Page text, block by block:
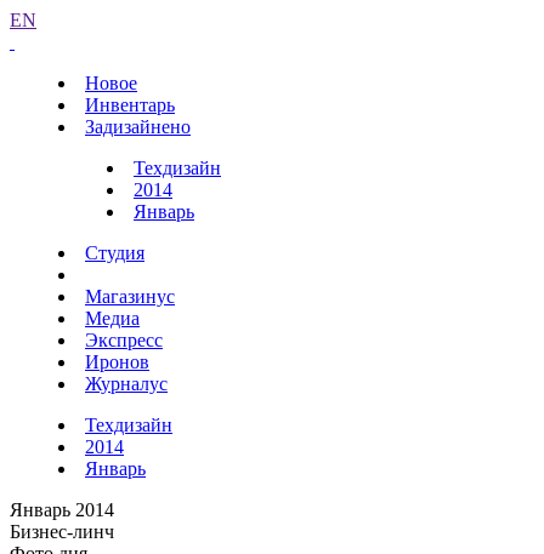
EN
Новое
Инвентарь
Задизайнено
Техдизайн
2014
Январь
Студия
Магазинус
Медиа
Экспресс
Иронов
Журналус
Техдизайн
2014
Январь
Январь 2014
Бизнес-линч